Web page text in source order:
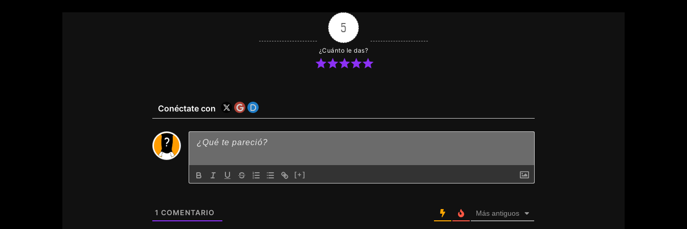
Se añadió un tutorial sobre cómo ir al pueblo los fines de semana (solo pregunta a Pete).
Se añadió la opción de saltar contenido (inicia un nuevo juego y selecciona esta opción para ver el nuevo contenido sin tener
que volver a jugar todo).
Se añadió una nueva banda sonora para el nuevo contenido y ambiente para la casa Harrison.
5
¿Cuánto le das?
Conéctate con
[+]
1 COMENTARIO Más antiguos